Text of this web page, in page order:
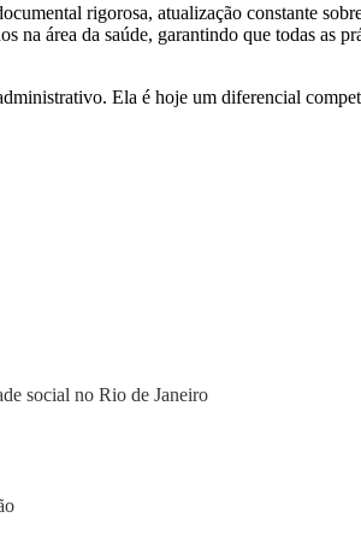
rigorosa, atualização constante
área da saúde, garantindo que todas as
Ela é hoje um diferencial
social no Rio de Janeiro